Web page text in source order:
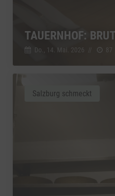
TAUERNHOF:
Do., 14. Mai. 2026 // 87
Salzburg schmeckt